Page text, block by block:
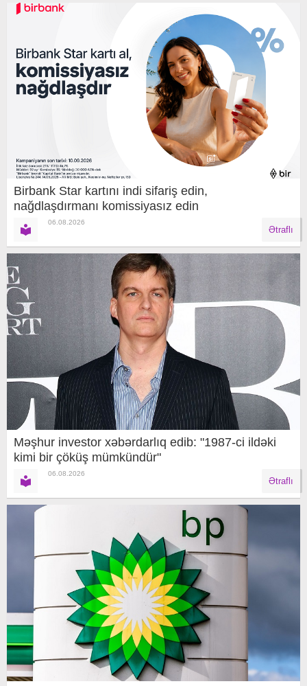
Birbank Star kartını indi sifariş edin,
nağdlaşdırmanı komissiyasız edin
06.08.2026
Ətraflı
Məşhur investor xəbərdarlıq edib: "1987-ci ildəki
kimi bir çöküş mümkündür"
06.08.2026
Ətraflı